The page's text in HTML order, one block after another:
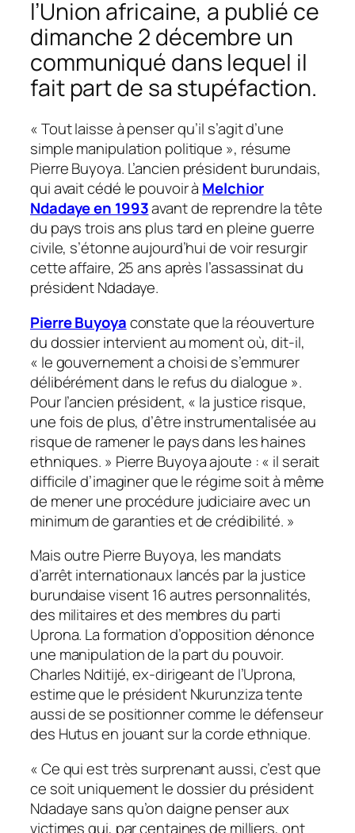
l’Union africaine, a publié ce
dimanche 2 décembre un
communiqué dans lequel il
fait part de sa stupéfaction.
«Tout laisse à penser qu’il s’agit d’une
simple manipulation politique », résume
Pierre Buyoya. L’ancien président burundais,
qui avait cédé le pouvoir à Melchior
Ndadaye en 1993avant de reprendre la tête
du pays trois ans plus tard en pleine guerre
civile, s’étonne aujourd’hui de voir resurgir
cette affaire, 25 ans après l’assassinat du
président Ndadaye.
Pierre Buyoyaconstate que la réouverture
du dossier intervient au moment où, dit-il,
« le gouvernement a choisi de s’emmurer
délibérément dans le refus du dialogue ».
Pour l’ancien président, « la justice risque,
une fois de plus, d’être instrumentalisée au
risque de ramener le pays dans les haines
ethniques. » Pierre Buyoya ajoute : « il serait
difficile d’imaginer que le régime soit à même
de mener une procédure judiciaire avec un
minimum de garanties et de crédibilité. »
Mais outre Pierre Buyoya, les mandats
d’arrêt internationaux lancés par la justice
burundaise visent 16 autres personnalités,
des militaires et des membres du parti
Uprona. La formation d’opposition dénonce
une manipulation de la part du pouvoir.
Charles Nditijé, ex-dirigeant de l’Uprona,
estime que le président Nkurunziza tente
aussi de se positionner comme le défenseur
des Hutus en jouant sur la corde ethnique.
«Ce qui est très surprenant aussi, c’est que
ce soit uniquement le dossier du président
Ndadaye sans qu’on daigne penser aux
victimes qui, par centaines de milliers, ont